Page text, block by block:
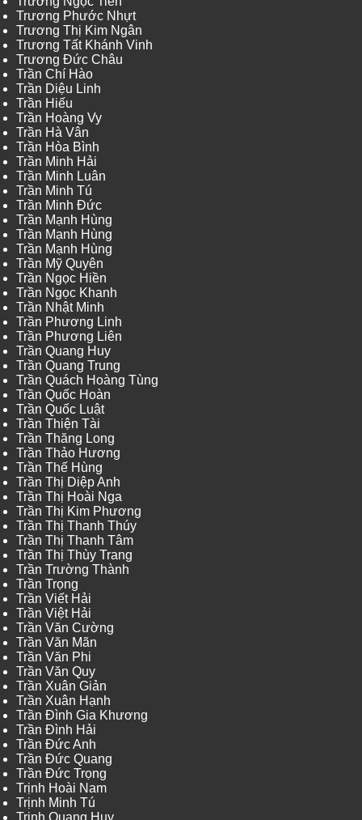
Trương Phước Nhựt
Trương Thị Kim Ngân
Trương Tất Khánh Vinh
Trương Đức Châu
Trần Chí Hào
Trần Diệu Linh
Trần Hiếu
Trần Hoàng Vy
Trần Hà Vân
Trần Hòa Bình
Trần Minh Hải
Trần Minh Luân
Trần Minh Tú
Trần Minh Đức
Trần Mạnh Hùng
Trần Mạnh Hùng
Trần Mạnh Hùng
Trần Mỹ Quyên
Trần Ngọc Hiền
Trần Ngọc Khanh
Trần Nhật Minh
Trần Phương Linh
Trần Phương Liên
Trần Quang Huy
Trần Quang Trung
Trần Quách Hoàng Tùng
Trần Quốc Hoàn
Trần Quốc Luật
Trần Thiện Tài
Trần Thăng Long
Trần Thảo Hương
Trần Thế Hùng
Trần Thị Diệp Anh
Trần Thị Hoài Nga
Trần Thị Kim Phương
Trần Thị Thanh Thúy
Trần Thị Thanh Tâm
Trần Thị Thùy Trang
Trần Trường Thành
Trần Trọng
Trần Viết Hải
Trần Việt Hải
Trần Văn Cường
Trần Văn Mãn
Trần Văn Phi
Trần Văn Quy
Trần Xuân Giản
Trần Xuân Hạnh
Trần Đình Gia Khương
Trần Đình Hải
Trần Đức Anh
Trần Đức Quang
Trần Đức Trọng
Trịnh Hoài Nam
Trịnh Minh Tú